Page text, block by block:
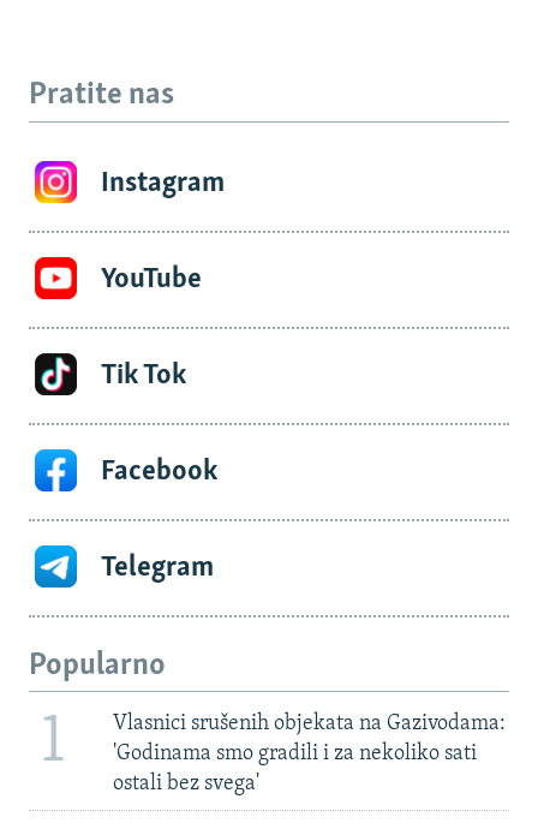
Pratite nas
Instagram
YouTube
Tik Tok
Facebook
Telegram
Popularno
1
Vlasnici srušenih objekata na Gazivodama:
'Godinama smo gradili i za nekoliko sati
ostali bez svega'